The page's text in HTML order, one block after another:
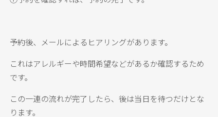
予約後、メールによるヒアリングがあります。
これはアレルギーや時間希望などがあるか確認するため
です。
この一連の流れが完了したら、後は当日を待つだけとな
ります。